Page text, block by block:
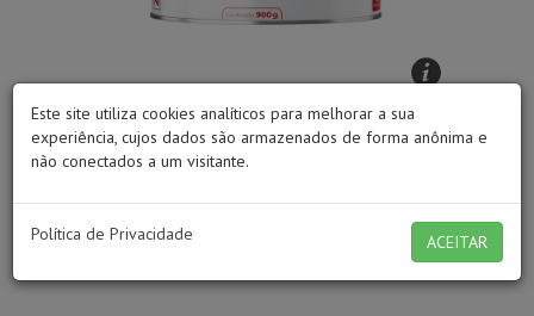
MAXI LIGHT
Indicado para o reparo e correções em superfície
Este site utiliza cookies analíticos para melhorar a sua
experiência, cujos dados são armazenados de forma anônima e
não conectados a um visitante.
Política de Privacidade ACEITAR